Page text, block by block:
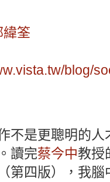
筌
blog/
不是更聰明的
讀完蔡今中教授
第四版），我